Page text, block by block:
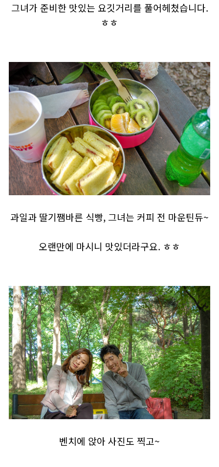
그녀가 준비한 맛있는 요깃거리를 풀어헤쳤습니다.
ㅎㅎ
과일과 딸기쨈바른 식빵, 그녀는 커피 전 마운틴듀~
오랜만에 마시니 맛있더라구요. ㅎㅎ
벤치에 앉아 사진도 찍고~